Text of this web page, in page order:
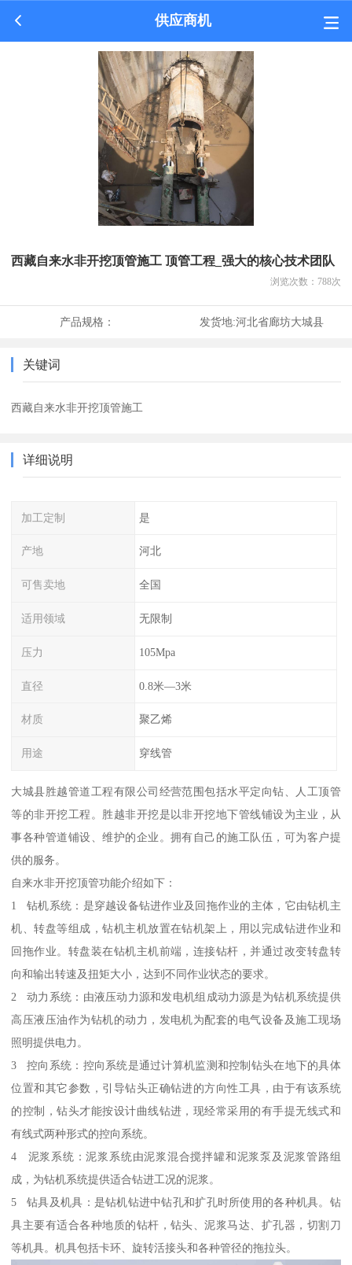
供应商机
西藏自来水非开挖顶管施工 顶管工程_强大的核心技术团队
浏览次数： 788次
产品规格： 发货地:河北省廊坊大城县
关键词
西藏自来水非开挖顶管施工
详细说明
加工定制 是
产地 河北
可售卖地 全国
适用领域 无限制
压力 105Mpa
直径 0.8米—3米
材质 聚乙烯
用途 穿线管
大城县胜越管道工程有限公司经营范围包括水平定向钻、人工顶管
等的非开挖工程。胜越非开挖是以非开挖地下管线铺设为主业，从
事各种管道铺设、维护的企业。拥有自己的施工队伍，可为客户提
供的服务。
自来水非开挖顶管功能介绍如下：
1 钻机系统：是穿越设备钻进作业及回拖作业的主体，它由钻机主
机、转盘等组成，钻机主机放置在钻机架上，用以完成钻进作业和
回拖作业。转盘装在钻机主机前端，连接钻杆，并通过改变转盘转
向和输出转速及扭矩大小，达到不同作业状态的要求。
2 动力系统：由液压动力源和发电机组成动力源是为钻机系统提供
高压液压油作为钻机的动力，发电机为配套的电气设备及施工现场
照明提供电力。
3 控向系统：控向系统是通过计算机监测和控制钻头在地下的具体
位置和其它参数，引导钻头正确钻进的方向性工具，由于有该系统
的控制，钻头才能按设计曲线钻进，现经常采用的有手提无线式和
有线式两种形式的控向系统。
4 泥浆系统：泥浆系统由泥浆混合搅拌罐和泥浆泵及泥浆管路组
成，为钻机系统提供适合钻进工况的泥浆。
5 钻具及机具：是钻机钻进中钻孔和扩孔时所使用的各种机具。钻
具主要有适合各种地质的钻杆，钻头、泥浆马达、扩孔器，切割刀
等机具。机具包括卡环、旋转活接头和各种管径的拖拉头。